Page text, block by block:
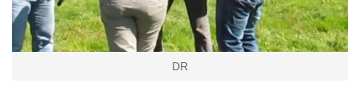
DR